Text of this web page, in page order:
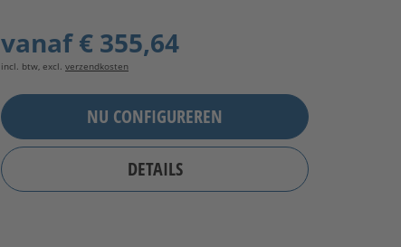
vanaf€ 355,64
incl. btw, excl. verzendkosten
NU CONFIGUREREN
DETAILS